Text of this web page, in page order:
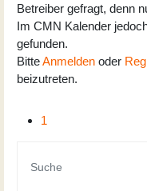
Betreiber gefragt, denn
Im CMN Kalender
gefunden.
BitteAnmelden oder
beizutreten.
1